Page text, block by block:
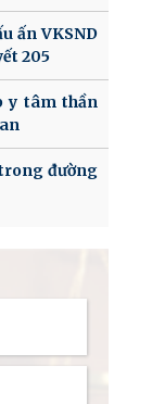
ấn VKSND
205
y tâm thần
đường